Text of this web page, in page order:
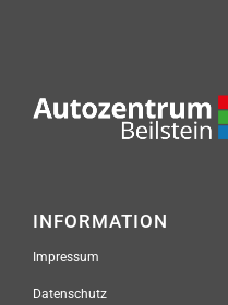
INFORMATION
Impressum
Datenschutz